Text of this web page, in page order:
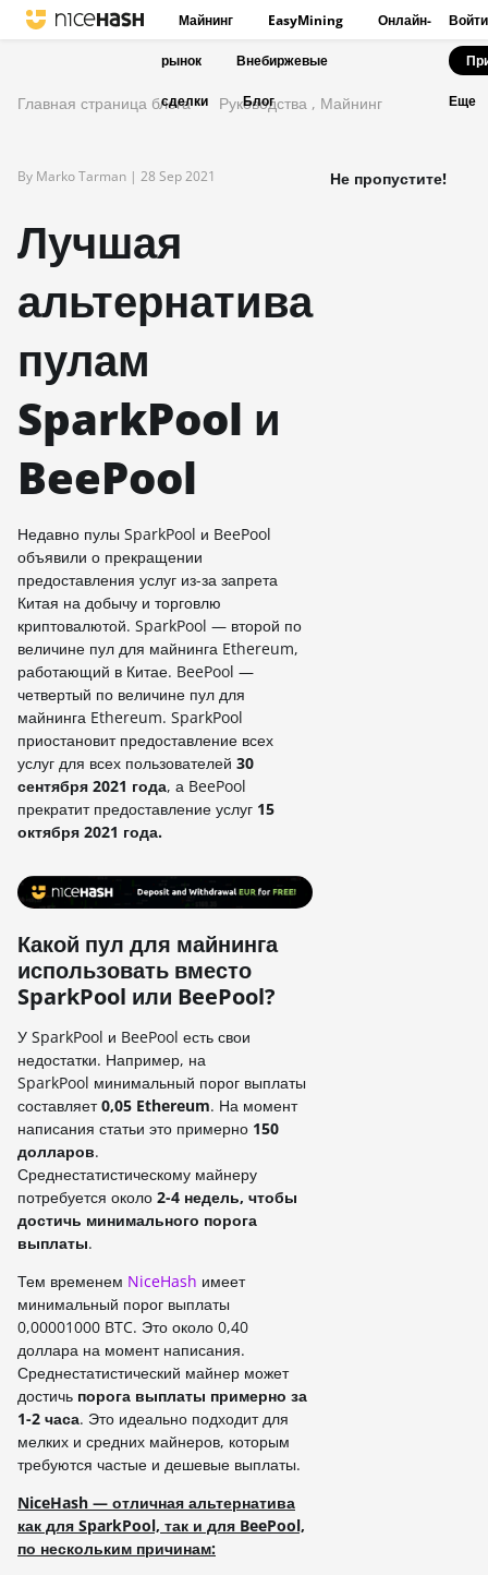
Майнинг EasyMining Онлайн-
рынок Внебиржевые
сделки Блог
Войти
Еще
Главная страница блога Руководства , Майнинг
By Marko Tarman | 28 Sep 2021
Лучшая
альтернатива
пулам
SparkPool и
BeePool
Недавно пулы SparkPool и BeePool
объявили о прекращении
предоставления услуг из-за запрета
Китая на добычу и торговлю
криптовалютой. SparkPool — второй по
величине пул для майнинга Ethereum,
работающий в Китае. BeePool —
четвертый по величине пул для
майнинга Ethereum. SparkPool
приостановит предоставление всех
услуг для всех пользователей 30
сентября 2021 года, а BeePool
прекратит предоставление услуг 15
октября 2021 года.
Какой пул для майнинга
использовать вместо
SparkPool или BeePool?
У SparkPool и BeePool есть свои
недостатки. Например, на
SparkPool минимальный порог выплаты
составляет0,05 Ethereum. На момент
написания статьи это примерно 150
долларов.
Среднестатистическому майнеру
потребуется около 2-4 недель, чтобы
достичь минимального порога
выплаты.
Тем временем NiceHash имеет
минимальный порог выплаты
0,00001000 BTC. Это около 0,40
доллара на момент написания.
Среднестатистический майнер может
достичь порога выплаты примерно за
1-2 часа. Это идеально подходит для
мелких и средних майнеров, которым
требуются частые и дешевые выплаты.
NiceHash — отличная альтернатива
как для SparkPool, так и для BeePool,
по нескольким причинам:
Не пропустите!